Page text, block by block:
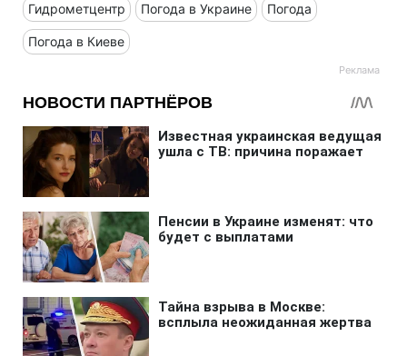
Гидрометцентр Погода в Украине Погода
Погода в Киеве